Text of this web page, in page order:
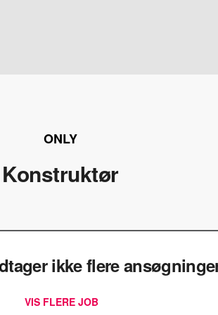
ONLY
Konstruktør
ikke flere
VIS FLERE JOB